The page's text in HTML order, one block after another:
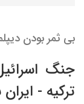
بی ثمر بودن
جنگ
ترکیه -